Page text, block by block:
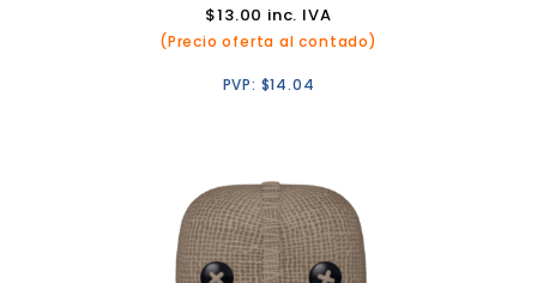
$13.00 inc. IVA
(Precio oferta al contado)
PVP: $14.04